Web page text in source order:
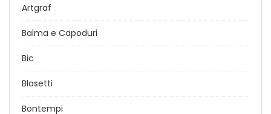
Artgraf
Balma e Capoduri
Bic
Blasetti
Bontempi